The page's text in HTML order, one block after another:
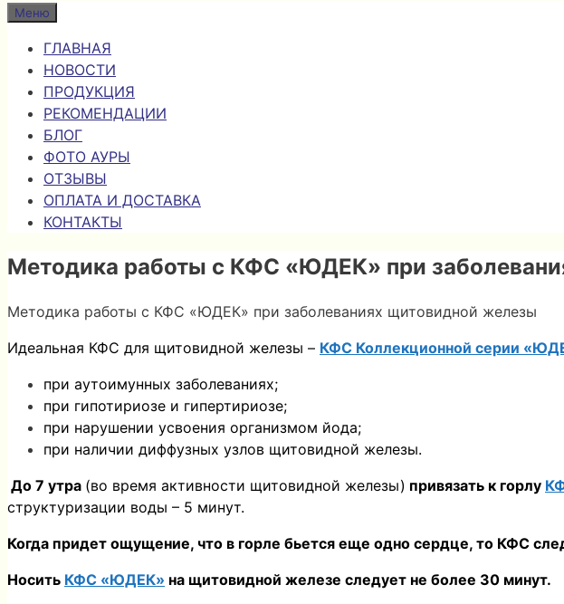
Меню
ГЛАВНАЯ
НОВОСТИ
ПРОДУКЦИЯ
РЕКОМЕНДАЦИИ
БЛОГ
ФОТО АУРЫ
ОТЗЫВЫ
ОПЛАТА И ДОСТАВКА
КОНТАКТЫ
Методика работы с КФС «ЮДЕК» при
Методика работы с КФС «ЮДЕК» при заболеваниях щитовидной железы
Идеальная КФС для щитовидной железы – КФС Коллекционной серии
при аутоимунных заболеваниях;
при гипотириозе и гипертириозе;
при нарушении усвоения организмом йода;
при наличии диффузных узлов щитовидной железы.
До 7 утра (во время активности щитовидной железы) привязать к горлу
структуризации воды – 5 минут.
Когда придет ощущение, что в горле бьется еще одно сердце, то КФС
Носить КФС «ЮДЕК» на щитовидной железе следует не более 30 минут.